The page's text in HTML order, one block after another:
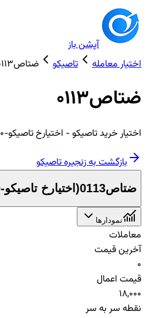
آپشن باز
اختیار معامله
تاصیکو ضتاص0113
ضتاص0113
اختیار خریدتاصیکو- اختیارخ تاصیکو-18000-05/01/11
بازگشت به زنجیرهتاصیکو
ضتاص0113 ( اختیارخ تاصیکو-18000-05/01/11
نمودارها
معاملات
آخرین قیمت
0
قیمت اعمال
18,000
نقطه سر به سر